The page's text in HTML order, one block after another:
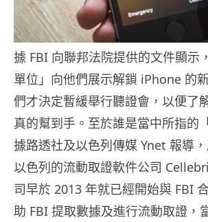
據 FBI 向聯邦法院提供的文件顯示
單位」向他們展示解鎖 iPhone 的
們才決定暫緩舉行聽證會，以便了
真的幫到手。至於誰是當中所指的
據路透社及以色列傳媒 Ynet 報導
以色列的流動取證軟件公司
司早於 2013 年就已經開始與 FBI
助 FBI 提取數據及進行流動取證，